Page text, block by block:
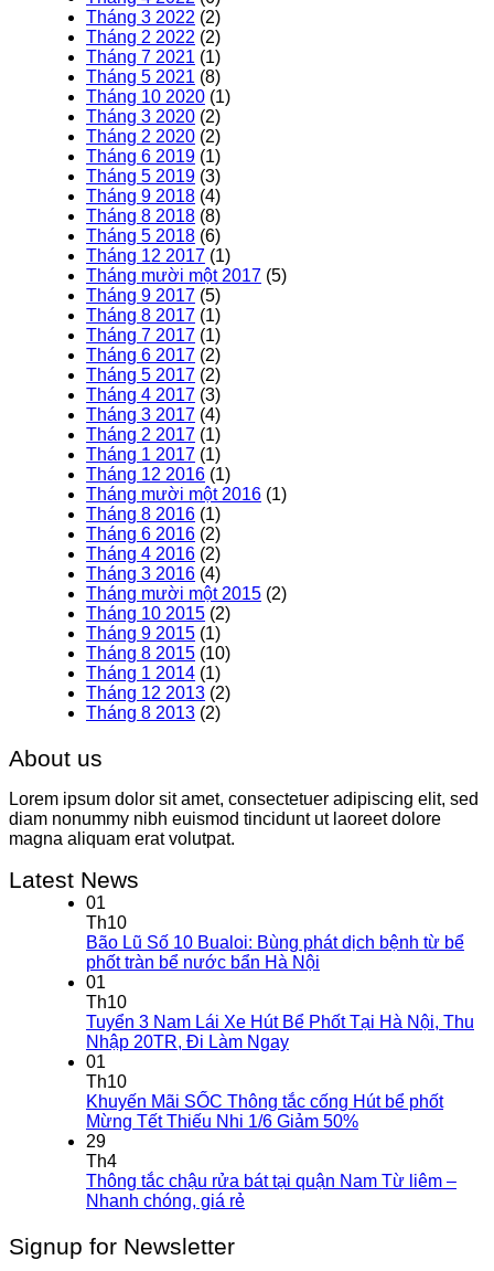
Tháng 3 2022 (2)
Tháng 2 2022 (2)
Tháng 7 2021 (1)
Tháng 5 2021 (8)
Tháng 10 2020 (1)
Tháng 3 2020 (2)
Tháng 2 2020 (2)
Tháng 6 2019 (1)
Tháng 5 2019 (3)
Tháng 9 2018 (4)
Tháng 8 2018 (8)
Tháng 5 2018 (6)
Tháng 12 2017 (1)
Tháng mười một 2017 (5)
Tháng 9 2017 (5)
Tháng 8 2017 (1)
Tháng 7 2017 (1)
Tháng 6 2017 (2)
Tháng 5 2017 (2)
Tháng 4 2017 (3)
Tháng 3 2017 (4)
Tháng 2 2017 (1)
Tháng 1 2017 (1)
Tháng 12 2016 (1)
Tháng mười một 2016 (1)
Tháng 8 2016 (1)
Tháng 6 2016 (2)
Tháng 4 2016 (2)
Tháng 3 2016 (4)
Tháng mười một 2015 (2)
Tháng 10 2015 (2)
Tháng 9 2015 (1)
Tháng 8 2015 (10)
Tháng 1 2014 (1)
Tháng 12 2013 (2)
Tháng 8 2013 (2)
About us
Lorem ipsum dolor sit amet, consectetuer adipiscing elit, sed
diam nonummy nibh euismod tincidunt ut laoreet dolore
magna aliquam erat volutpat.
Latest News
01
Th10
Bão Lũ Số 10 Bualoi: Bùng phát dịch bệnh từ bể
phốt tràn bể nước bẩn Hà Nội
01
Th10
Tuyển 3 Nam Lái Xe Hút Bể Phốt Tại Hà Nội, Thu
Nhập 20TR, Đi Làm Ngay
01
Th10
Khuyến Mãi SỐC Thông tắc cống Hút bể phốt
Mừng Tết Thiếu Nhi 1/6 Giảm 50%
29
Th4
Thông tắc chậu rửa bát tại quận Nam Từ liêm –
Nhanh chóng, giá rẻ
Signup for Newsletter